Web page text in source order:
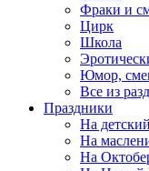
Фраки и
Цирк
Школа
Юмор,
Все из
Праздники
На
На
На